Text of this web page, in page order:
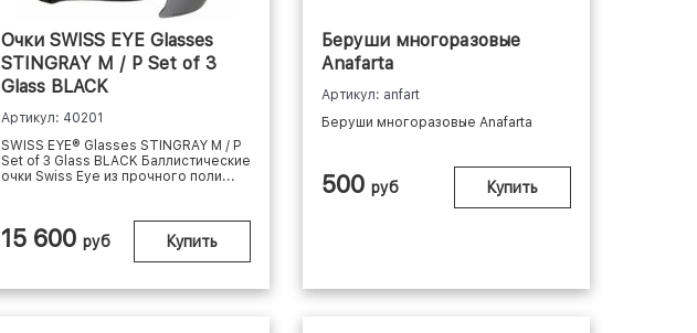
Очки SWISS EYE Glasses
STINGRAY M / P Set of 3
Glass BLACK
Артикул: 40201
SWISS EYE® Glasses STINGRAY M / P
Set of 3 Glass BLACK Баллистические
очки Swiss Eye из прочного поли...
15 600 руб Купить
Беруши многоразовые
Anafarta
Артикул: anfart
Беруши многоразовые Anafarta
500 руб Купить